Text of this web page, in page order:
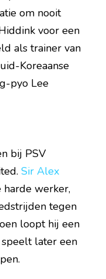
om nooit
voor een
als trainer van
Koreaanse
pyo Lee
bij PSV
Sir Alex
harde werker,
tegen
loopt hij een
speelt later een